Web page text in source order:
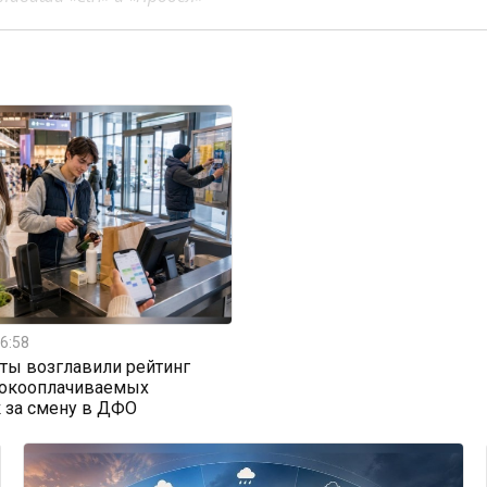
возглавили рейтинг
за смену в ДФО